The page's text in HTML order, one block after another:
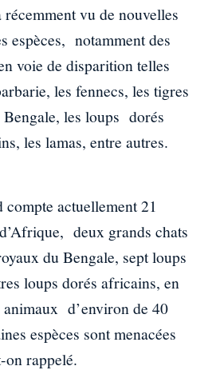
récemment vu de nouvelles
espèces, notamment des
voie de disparition telles
les fennecs, les tigres
les loups dorés
les lamas, entre autres.
actuellement 21
deux grands chats
du Bengale, sept loups
loups dorés africains, en
animaux d’environ de 40
espèces sont menacées
rappelé.